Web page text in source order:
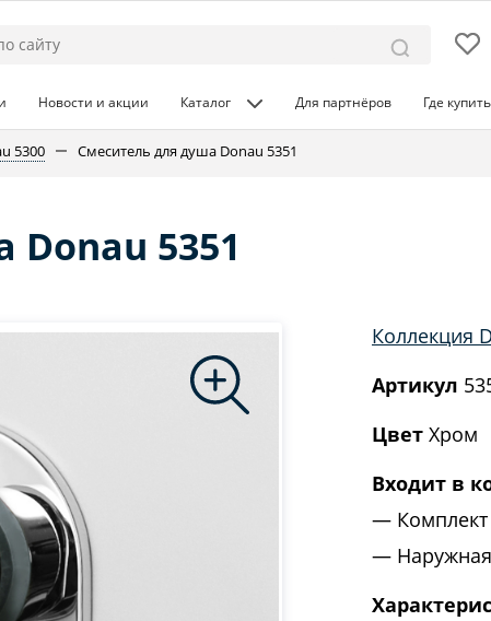
Новости и акции Каталог Для партнёров Где
5300 Смеситель для душа Donau 5351
5351
Коллекция
Артикул
Цвет Хром
Входит в